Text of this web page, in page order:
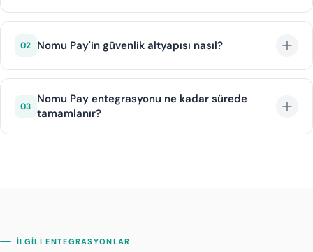
Nomu Pay, kredi kartı, banka kartı, dijital cüzdan ve
alternatif ödeme yöntemlerini destekler. Visa,
Mastercard ve Troy kartlarıyla ödeme kabul edilir.
02 Nomu Pay'in güvenlik altyapısı nasıl?
Nomu Pay, 3D Secure protokolü, gelişmiş fraud
prevention sistemi ve PCI DSS uyumlu altyapısıyla
yüksek güvenlik standartları sunar.
03
Nomu Pay entegrasyonu ne kadar sürede
tamamlanır?
İLGİLİ ENTEGRASYONLAR